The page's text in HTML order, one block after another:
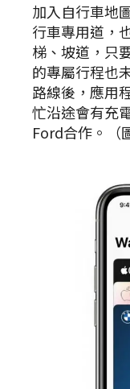
加入自行車地
行車專用道，
梯、坡道，只
的專屬行程也
路線後，應用
忙沿途會有充
Ford合作。（